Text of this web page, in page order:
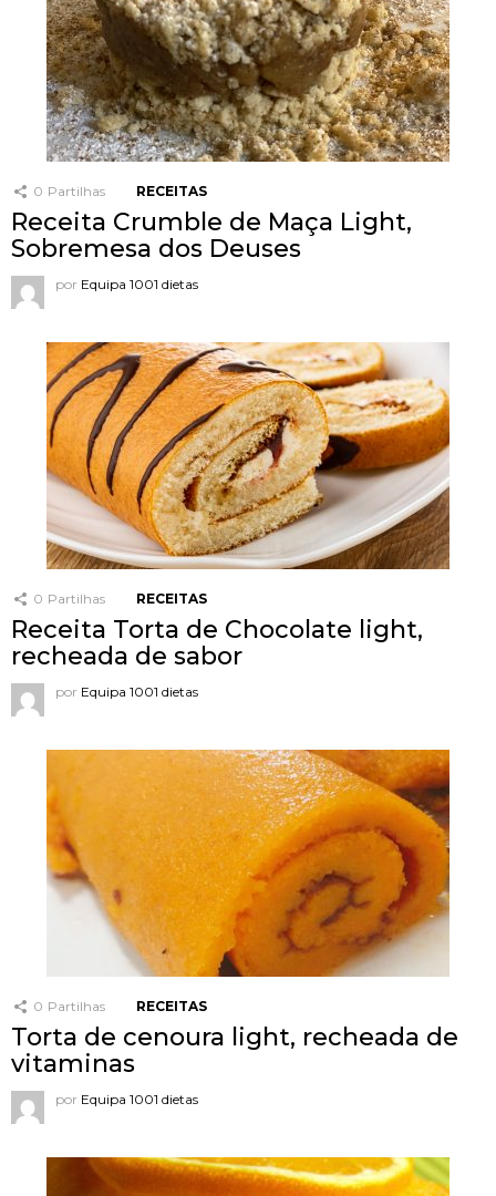
0 Partilhas RECEITAS
Receita Crumble de Maça Light,
Sobremesa dos Deuses
por Equipa 1001 dietas
0 Partilhas RECEITAS
Receita Torta de Chocolate light,
recheada de sabor
por Equipa 1001 dietas
0 Partilhas RECEITAS
Torta de cenoura light, recheada de
vitaminas
por Equipa 1001 dietas